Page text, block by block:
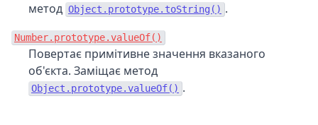
метод Object.prototype.toString() .
Number.prototype.valueOf()
Повертає примітивне значення вказаного
об'єкта. Заміщає метод
Object.prototype.valueOf() .